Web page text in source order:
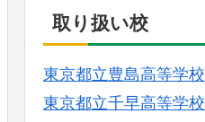
取り扱い校
東京都立豊島高等学校
東京都立千早高等学校